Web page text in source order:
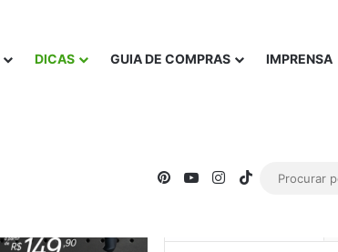
DICAS GUIA DE COMPRAS IMPRENSA
PinterestYouTubeInstagram
TikTok